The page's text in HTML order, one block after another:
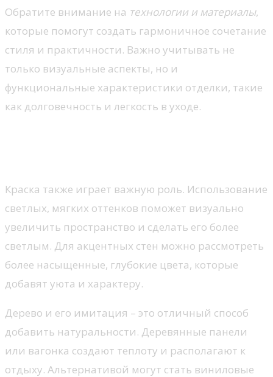
Обратите внимание на технологии и материалы,
которые помогут создать гармоничное сочетание
стиля и практичности. Важно учитывать не
только визуальные аспекты, но и
функциональные характеристики отделки, такие
как долговечность и легкость в уходе.
Краска также играет важную роль. Использование
светлых, мягких оттенков поможет визуально
увеличить пространство и сделать его более
светлым. Для акцентных стен можно рассмотреть
более насыщенные, глубокие цвета, которые
добавят уюта и характеру.
Дерево и его имитация – это отличный способ
добавить натуральности. Деревянные панели
или вагонка создают теплоту и располагают к
отдыху. Альтернативой могут стать виниловые